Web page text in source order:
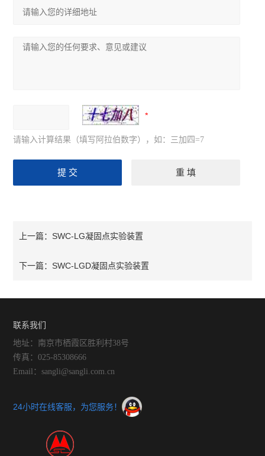
请输入计算结果（填写阿拉伯数字），如：三加四=7
上一篇： SWC-LG凝固点实验装置
下一篇： SWC-LGD凝固点实验装置
联系我们
地址：南京市栖霞区胜利村38号
传真：025-85308666
Email：sangli@sangli.com.cn
24小时在线客服，为您服务！